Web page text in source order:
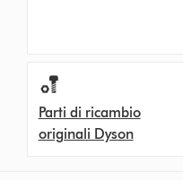
Parti di ricambio
originali Dyson